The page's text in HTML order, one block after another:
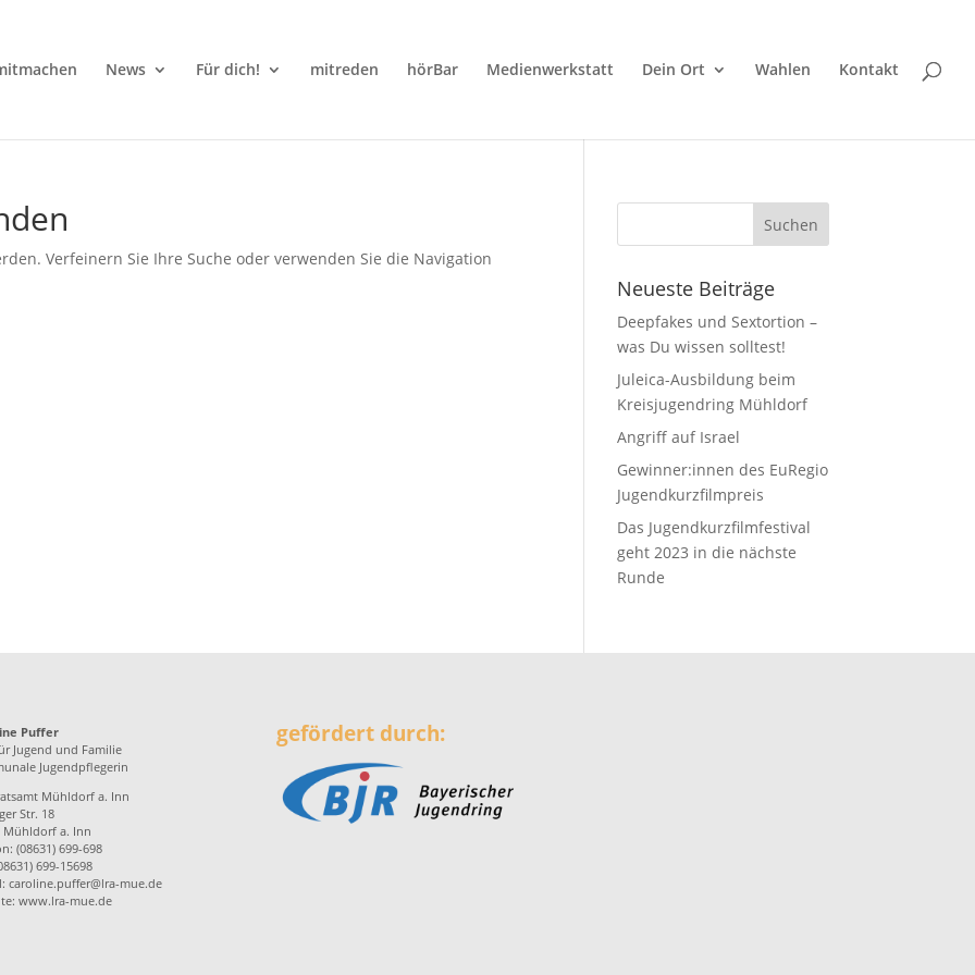
News Für dich! mitreden hörBar Medienwerkstatt Dein Ort Wahlen Kontakt
Verfeinern Sie Ihre Suche oder verwenden Sie die Navigation
Neueste Beiträge
Deepfakes und Sextortion –
was Du wissen solltest!
Juleica-Ausbildung beim
Kreisjugendring Mühldorf
Angriff auf Israel
Gewinner:innen des EuRegio
Jugendkurzfilmpreis
Das Jugendkurzfilmfestival
geht 2023 in die nächste
Runde
Puffer
Jugend und Familie
Jugendpflegerin
Mühldorf a. Inn
Str. 18
Mühldorf a. Inn
(08631) 699-698
699-15698
caroline.puffer@lra-mue.de
www.lra-mue.de
gefördert durch: